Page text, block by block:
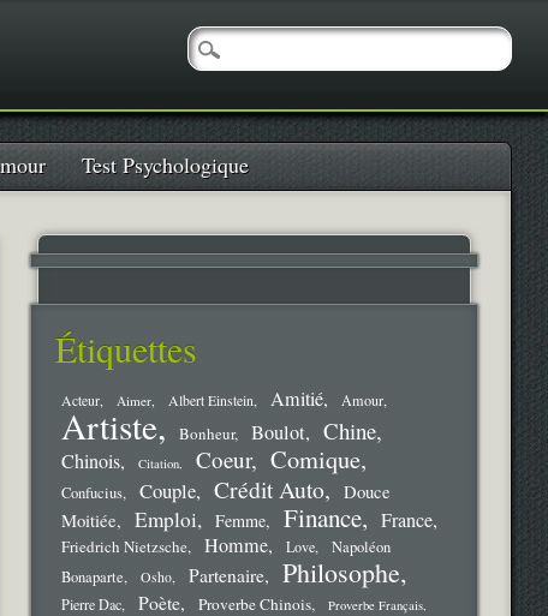
Test Psychologique
Étiquettes
Acteur Aimer Albert Einstein Amitié Amour
Artiste Bonheur Boulot Chine
Chinois Citation Coeur Comique
Confucius Couple Crédit Auto
Douce
Moitiée
Emploi Femme Finance France
Friedrich Nietzsche Homme Love
Napoléon
Bonaparte
Osho Partenaire Philosophe
Pierre Dac Poète Proverbe Chinois Proverbe Français